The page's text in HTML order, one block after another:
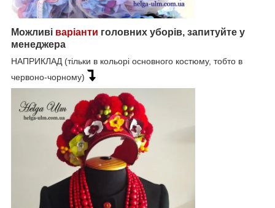
Можливі варіанти головних уборів, запитуйте у
менеджера
НАПРИКЛАД (тільки в кольорі основного костюму, тобто в
червоно-чорному)